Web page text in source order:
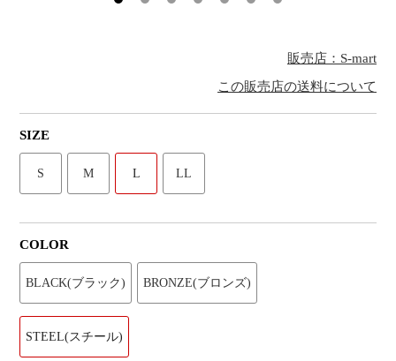
販売店：S-mart
この販売店の送料について
SIZE
S M L LL
COLOR
BLACK(ブラック) BRONZE(ブロンズ)
STEEL(スチール)